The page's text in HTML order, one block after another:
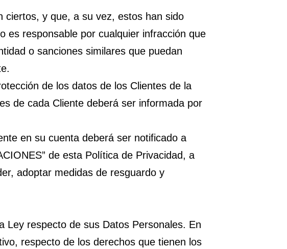
ciertos, y que, a su vez, estos han sido
es responsable por cualquier infracción que
o sanciones similares que puedan
de los datos de los Clientes de la
de cada Cliente deberá ser informada por
en su cuenta deberá ser notificado a
de esta Política de Privacidad, a
adoptar medidas de resguardo y
Ley respecto de sus Datos Personales. En
respecto de los derechos que tienen los